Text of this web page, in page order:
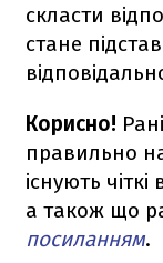
скласти
стане
Корисно!
правильно
існують
а також що
посиланням.